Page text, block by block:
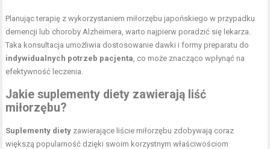
Planując terapię z wykorzystaniem miłorzębu japońskiego w przypadku
demencji lub choroby Alzheimera, warto najpierw poradzić się lekarza.
Taka konsultacja umożliwia dostosowanie dawki i formy preparatu do
indywidualnych potrzeb pacjenta, co może znacząco wpłynąć na
efektywność leczenia.
Jakie suplementy diety zawierają liść
miłorzębu?
Suplementy diety zawierające liście miłorzębu zdobywają coraz
większą popularność dzięki swoim korzystnym właściwościom